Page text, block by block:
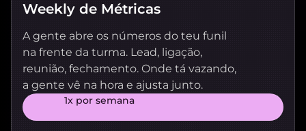
Weekly de Métricas
A gente abre os números do teu funil
na frente da turma. Lead, ligação,
reunião, fechamento. Onde tá vazando,
a gente vê na hora e ajusta junto.
1x por semana